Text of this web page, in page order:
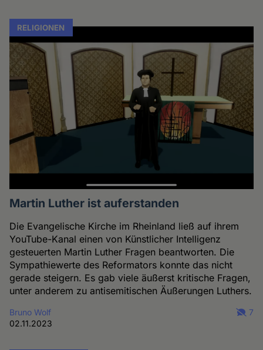
RELIGIONEN
Martin Luther ist auferstanden
Die Evangelische Kirche im Rheinland ließ auf ihrem
YouTube-Kanal einen von Künstlicher Intelligenz
gesteuerten Martin Luther Fragen beantworten. Die
Sympathiewerte des Reformators konnte das nicht
gerade steigern. Es gab viele äußerst kritische Fragen,
unter anderem zu antisemitischen Äußerungen Luthers.
Bruno Wolf
02.11.2023
7